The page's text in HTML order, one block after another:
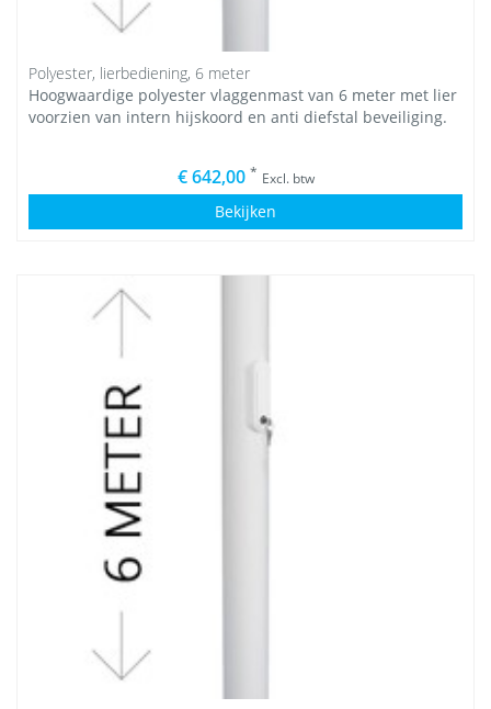
Polyester, lierbediening, 6 meter
Hoogwaardige polyester vlaggenmast van 6 meter met lier
voorzien van intern hijskoord en anti diefstal beveiliging.
€ 642,00 * Excl. btw
Bekijken